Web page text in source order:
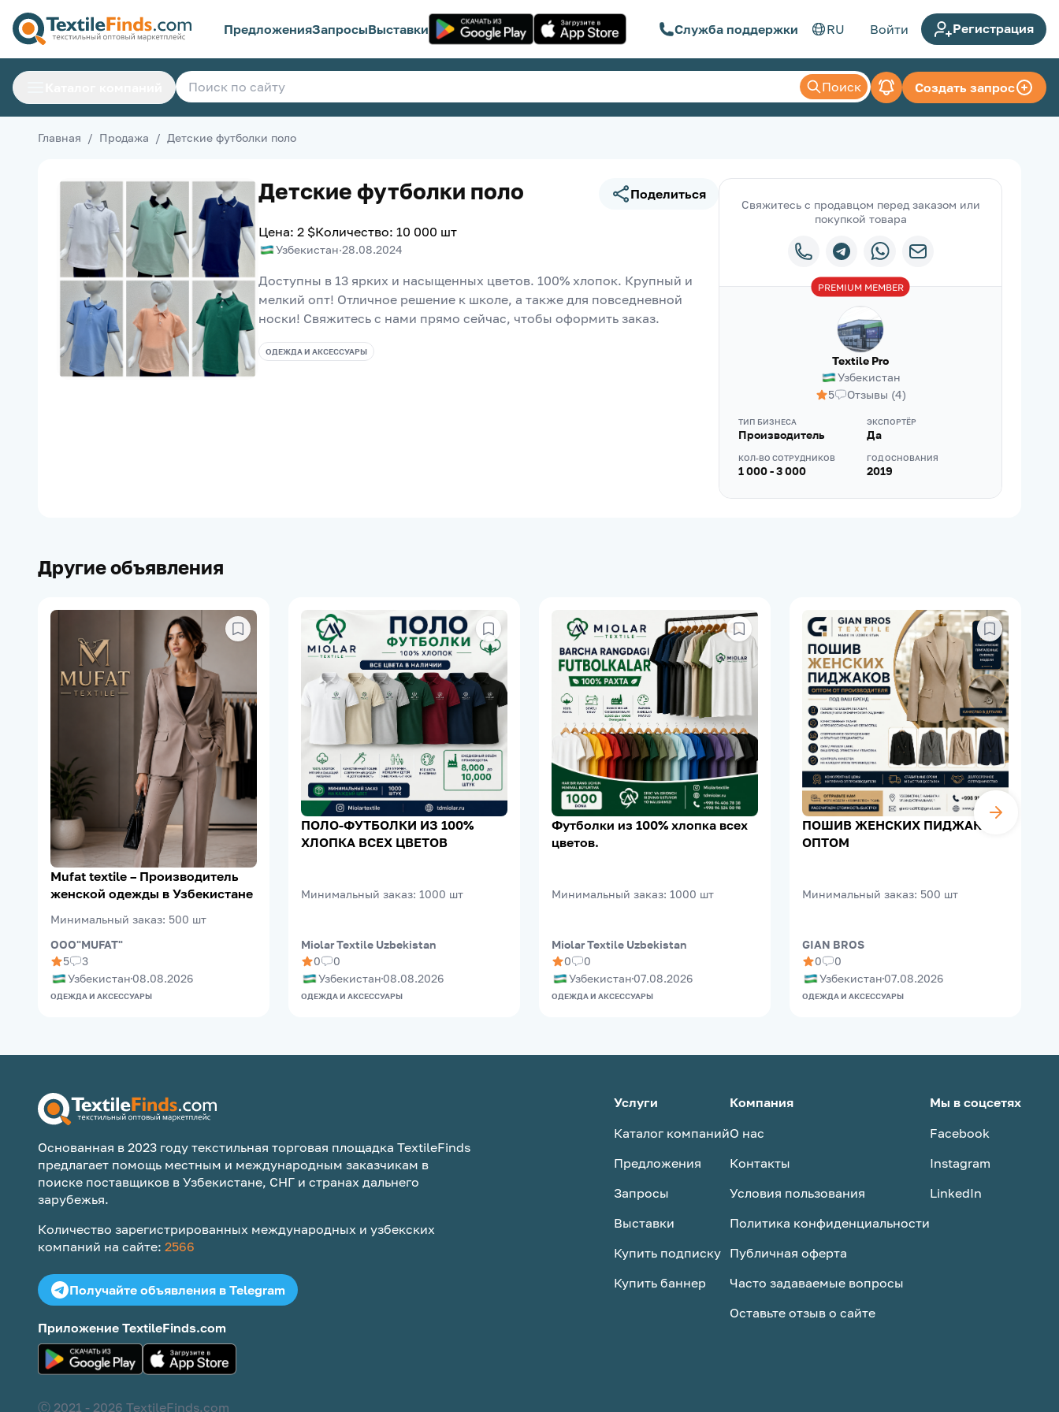
ПредложенияЗапросыВыставки Служба поддержки RU Войти Регистрация
Поиск Создать запрос
Главная / Продажа / Детские футболки поло
Детские футболки поло Поделиться
Цена: 2 $Количество: 10 000 шт
Узбекистан·28.08.2024
Доступны в 13 ярких и насыщенных цветов. 100% хлопок. Крупный и
мелкий опт! Отличное решение к школе, а также для повседневной
носки! Свяжитесь с нами прямо сейчас, чтобы оформить заказ.
ОДЕЖДА И АКСЕССУАРЫ
Свяжитесь с продавцом перед заказом или
покупкой товара
Textile Pro
Узбекистан
5
Отзывы (4)
ТИП БИЗНЕСА
Производитель
ЭКСПОРТЁР
Да
КОЛ-ВО СОТРУДНИКОВ
1 000 - 3 000
ГОД ОСНОВАНИЯ
2019
PREMIUMMEMBER
Другие объявления
Mufat textile – Производитель
женской одежды в Узбекистане
Минимальный заказ: 500 шт
OOO"MUFAT"
5
3
Узбекистан 08.08.2026
ОДЕЖДА И АКСЕССУАРЫ
ПОЛО-ФУТБОЛКИ ИЗ 100%
ХЛОПКА ВСЕХ ЦВЕТОВ
Минимальный заказ: 1000 шт
Miolar Textile Uzbekistan
0
0
Узбекистан 08.08.2026
ОДЕЖДА И АКСЕССУАРЫ
Футболки из 100% хлопка всех
цветов.
Минимальный заказ: 1000 шт
Miolar Textile Uzbekistan
0
0
Узбекистан 07.08.2026
ОДЕЖДА И АКСЕССУАРЫ
ПОШИВ ЖЕНСКИХ ПИДЖАКОВ
ОПТОМ
Минимальный заказ: 500 шт
GIAN BROS
0
0
Узбекистан 07.08.2026
ОДЕЖДА И АКСЕССУАРЫ
Основанная в 2023 году текстильная торговая площадка TextileFinds
предлагает помощь местным и международным заказчикам в
поиске поставщиков в Узбекистане, СНГ и странах дальнего
зарубежья.
Количество зарегистрированных международных и узбекских
компаний на сайте: 2566
Получайте объявления в Telegram
Приложение TextileFinds.com
Ⓒ 2021 - 2026 TextileFinds.com
Услуги
Каталог компаний
Предложения
Запросы
Выставки
Купить подписку
Купить баннер
Компания
О нас
Контакты
Условия пользования
Политика конфиденциальности
Публичная оферта
Часто задаваемые вопросы
Оставьте отзыв о сайте
Мы в соцсетях
Facebook
Instagram
LinkedIn